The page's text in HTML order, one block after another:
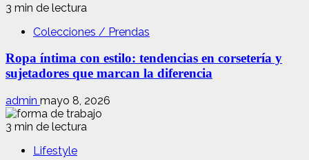
3 min de lectura
Colecciones / Prendas
Ropa íntima con estilo: tendencias en corsetería y
sujetadores que marcan la diferencia
admin mayo 8, 2026
3 min de lectura
Lifestyle